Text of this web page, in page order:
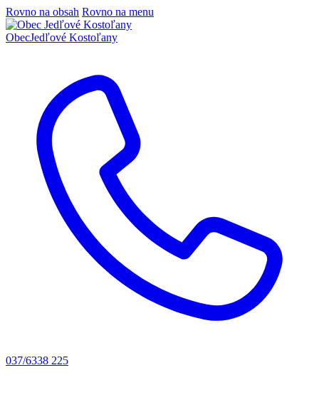
Rovno na obsah Rovno na menu
ObecJedľové Kostoľany
037/6338 225